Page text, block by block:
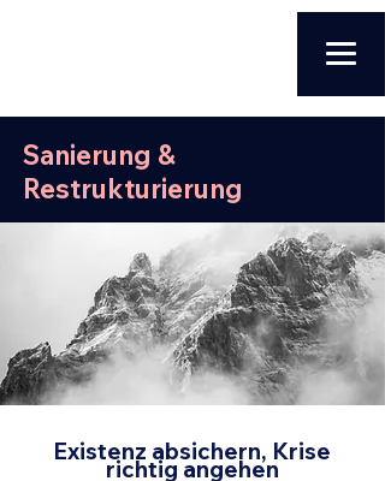
Sanierung &
Restrukturierung
Existenz absichern, Krise
richtig angehen